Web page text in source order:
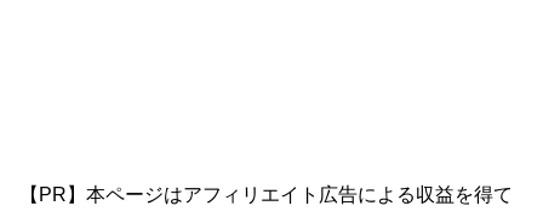
【PR】本ページはアフィリエイト広告による収益を得て